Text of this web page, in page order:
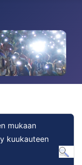
mukaan
kuukauteen